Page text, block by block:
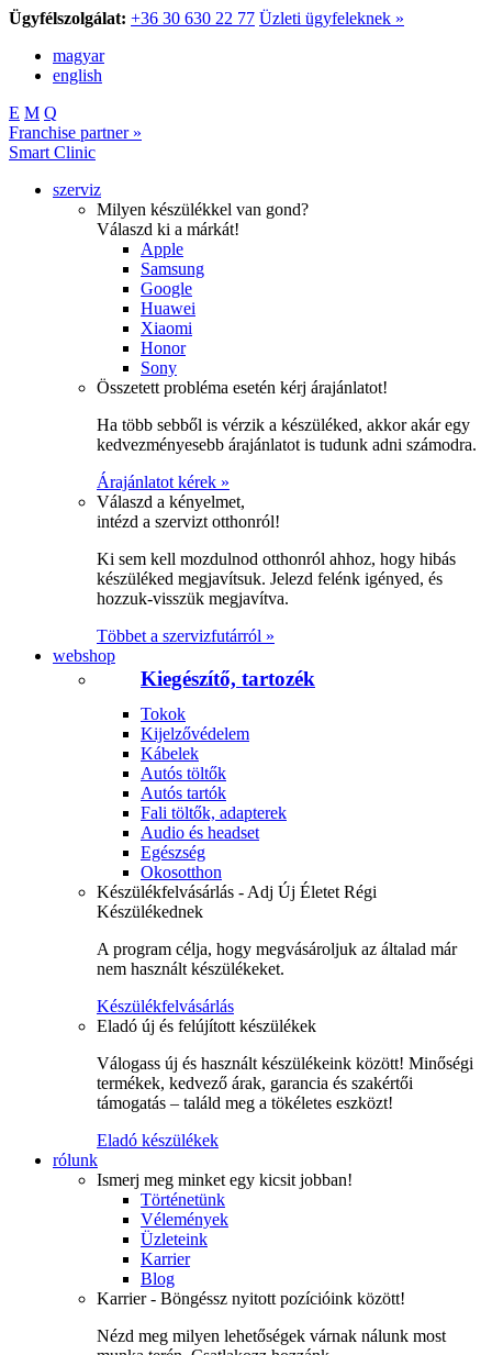
Ügyfélszolgálat: +36 30 630 22 77 Üzleti ügyfeleknek »
magyar
english
E M Q
Franchise partner »
Smart Clinic
szerviz
Milyen készülékkel van gond?
Válaszd ki a márkát!
Apple
Samsung
Google
Huawei
Xiaomi
Honor
Sony
Összetett probléma esetén kérj árajánlatot!
Ha több sebből is vérzik a készüléked, akkor akár egy
kedvezményesebb árajánlatot is tudunk adni számodra.
Árajánlatot kérek »
Válaszd a kényelmet,
intézd a szervizt otthonról!
Ki sem kell mozdulnod otthonról ahhoz, hogy hibás
készüléked megjavítsuk. Jelezd felénk igényed, és
hozzuk-visszük megjavítva.
Többet a szervizfutárról »
webshop
Kiegészítő, tartozék
Tokok
Kijelzővédelem
Kábelek
Autós töltők
Autós tartók
Fali töltők, adapterek
Audio és headset
Egészség
Okosotthon
Készülékfelvásárlás - Adj Új Életet Régi
Készülékednek
A program célja, hogy megvásároljuk az általad már
nem használt készülékeket.
Készülékfelvásárlás
Eladó új és felújított készülékek
Válogass új és használt készülékeink között! Minőségi
termékek, kedvező árak, garancia és szakértői
támogatás – találd meg a tökéletes eszközt!
Eladó készülékek
rólunk
Ismerj meg minket egy kicsit jobban!
Történetünk
Vélemények
Üzleteink
Karrier
Blog
Karrier - Böngéssz nyitott pozícióink között!
Nézd meg milyen lehetőségek várnak nálunk most